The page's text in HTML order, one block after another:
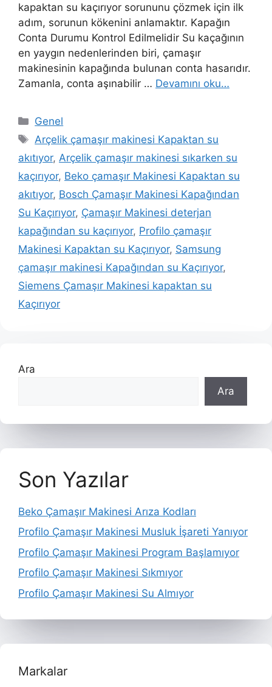
kapaktan su kaçırıyor sorununu çözmek için ilk
adım, sorunun kökenini anlamaktır. Kapağın
Conta Durumu Kontrol Edilmelidir Su kaçağının
en yaygın nedenlerinden biri, çamaşır
makinesinin kapağında bulunan conta hasarıdır.
Zamanla, conta aşınabilir … Devamını oku…
Kategoriler
Genel
Etiketler
Arçelik çamaşır makinesi Kapaktan su
akıtıyor, Arçelik çamaşır makinesi sıkarken su
kaçırıyor, Beko çamaşır Makinesi Kapaktan su
akıtıyor, Bosch Çamaşır Makinesi Kapağından
Su Kaçırıyor, Çamaşır Makinesi deterjan
kapağından su kaçırıyor, Profilo çamaşır
Makinesi Kapaktan su Kaçırıyor, Samsung
çamaşır makinesi Kapağından su Kaçırıyor,
Siemens Çamaşır Makinesi kapaktan su
Kaçırıyor
Ara
Ara
Son Yazılar
Beko Çamaşır Makinesi Arıza Kodları
Profilo Çamaşır Makinesi Musluk İşareti Yanıyor
Profilo Çamaşır Makinesi Program Başlamıyor
Profilo Çamaşır Makinesi Sıkmıyor
Profilo Çamaşır Makinesi Su Almıyor
Markalar